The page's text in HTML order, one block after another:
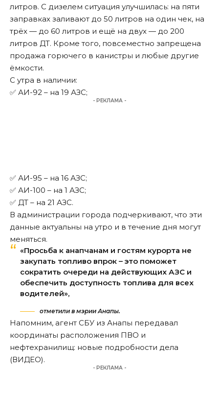
литров. С дизелем ситуация улучшилась: на пяти
заправках заливают до 50 литров на один чек, на
трёх — до 60 литров и ещё на двух — до 200
литров ДТ. Кроме того, повсеместно запрещена
продажа горючего в канистры и любые другие
ёмкости.
С утра в наличии:
✅ АИ-92 – на 19 АЗС;
- РЕКЛАМА -
✅ АИ-95 – на 16 АЗС;
✅ АИ-100 – на 1 АЗС;
✅ ДТ – на 21 АЗС.
В администрации города подчеркивают, что эти
данные актуальны на утро и в течение дня могут
меняться.
«Просьба к анапчанам и гостям курорта не
закупать топливо впрок – это поможет
сократить очереди на действующих АЗС и
обеспечить доступность топлива для всех
водителей»,
отметили в мэрии Анапы.
Напомним, агент СБУ из Анапы передавал
координаты расположения ПВО и
нефтехранилищ: новые подробности дела
(ВИДЕО).
- РЕКЛАМА -